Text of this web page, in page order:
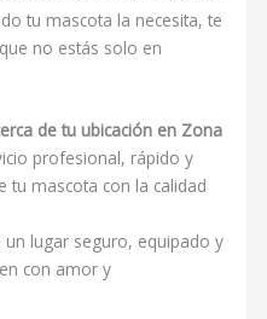
tu mascota la necesita, te
no estás solo en
de tu ubicación en Zona
profesional, rápido y
tu mascota con la calidad
lugar seguro, equipado y
con amor y